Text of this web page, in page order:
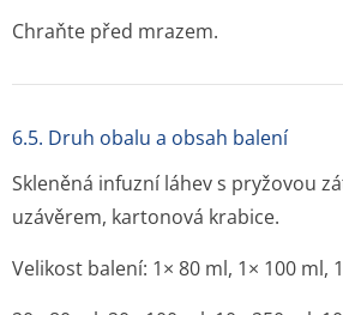
Chraňte před mrazem.
6.5. Druh obalu a obsah balení
Skleněná infuzní láhev s pryžovou
uzávěrem, kartonová krabice.
Velikost balení: 1× 80 ml, 1× 100 ml,